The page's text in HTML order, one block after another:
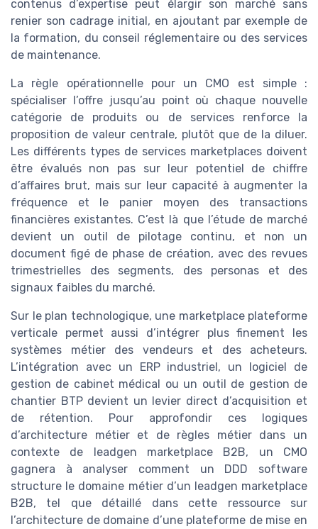
contenus d’expertise peut élargir son marché sans
renier son cadrage initial, en ajoutant par exemple de
la formation, du conseil réglementaire ou des services
de maintenance.
La règle opérationnelle pour un CMO est simple :
spécialiser l’offre jusqu’au point où chaque nouvelle
catégorie de produits ou de services renforce la
proposition de valeur centrale, plutôt que de la diluer.
Les différents types de services marketplaces doivent
être évalués non pas sur leur potentiel de chiffre
d’affaires brut, mais sur leur capacité à augmenter la
fréquence et le panier moyen des transactions
financières existantes. C’est là que l’étude de marché
devient un outil de pilotage continu, et non un
document figé de phase de création, avec des revues
trimestrielles des segments, des personas et des
signaux faibles du marché.
Sur le plan technologique, une marketplace plateforme
verticale permet aussi d’intégrer plus finement les
systèmes métier des vendeurs et des acheteurs.
L’intégration avec un ERP industriel, un logiciel de
gestion de cabinet médical ou un outil de gestion de
chantier BTP devient un levier direct d’acquisition et
de rétention. Pour approfondir ces logiques
d’architecture métier et de règles métier dans un
contexte de leadgen marketplace B2B, un CMO
gagnera à analyser comment un DDD software
structure le domaine métier d’un leadgen marketplace
B2B, tel que détaillé dans cette ressource sur
l’architecture de domaine d’une plateforme de mise en